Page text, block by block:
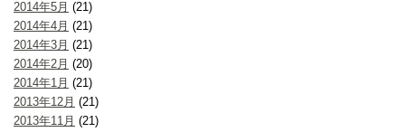
2014年5月 (21)
2014年4月 (21)
2014年3月 (21)
2014年2月 (20)
2014年1月 (21)
2013年12月 (21)
2013年11月 (21)